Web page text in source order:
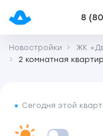
8
Новостройки ЖК
2 комнатная
Сегодня этой